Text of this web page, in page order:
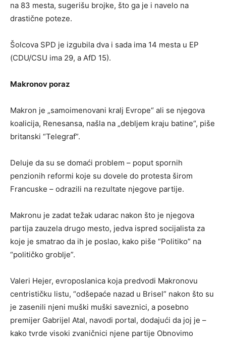
na 83 mesta, sugerišu brojke, što ga je i navelo na
drastične poteze.
Šolcova SPD je izgubila dva i sada ima 14 mesta u EP
(CDU/CSU ima 29, a AfD 15).
Makronov poraz
Makron je „samoimenovani kralj Evrope“ ali se njegova
koalicija, Renesansa, našla na „debljem kraju batine“, piše
britanski “Telegraf”.
Deluje da su se domaći problem – poput spornih
penzionih reformi koje su dovele do protesta širom
Francuske – odrazili na rezultate njegove partije.
Makronu je zadat težak udarac nakon što je njegova
partija zauzela drugo mesto, jedva ispred socijalista za
koje je smatrao da ih je poslao, kako piše “Politiko” na
“političko groblje”.
Valeri Hejer, evroposlanica koja predvodi Makronovu
centrističku listu, “odšepaće nazad u Brisel” nakon što su
je zasenili njeni muški muški saveznici, a posebno
premijer Gabrijel Atal, navodi portal, dodajući da joj je –
kako tvrde visoki zvaničnici njene partije Obnovimo